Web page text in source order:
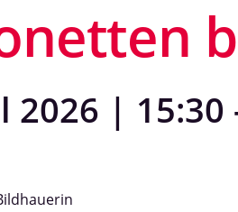
2026 | 15:30